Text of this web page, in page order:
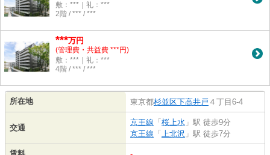
敷：***｜礼：***
2階 / *** / ***
***万円
(管理費・共益費 ***円)
敷：***｜礼：***
4階 / *** / ***
所在地 東京都杉並区下高井戸 ４丁目6-4
交通
京王線 「 桜上水 」駅 徒歩9分
京王線 「 上北沢 」駅 徒歩7分